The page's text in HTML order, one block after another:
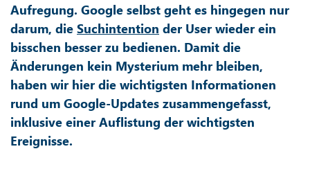
Aufregung. Google selbst geht es hingegen nur
darum, die Suchintention der User wieder ein
bisschen besser zu bedienen. Damit die
Änderungen kein Mysterium mehr bleiben,
haben wir hier die wichtigsten Informationen
rund um Google-Updates zusammengefasst,
inklusive einer Auflistung der wichtigsten
Ereignisse.